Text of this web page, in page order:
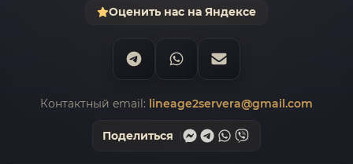
Оценить нас на Яндексе
Контактный email: lineage2servera@gmail.com
Поделиться